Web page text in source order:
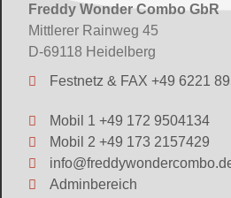
Freddy Wonder Combo GbR
Mittlerer Rainweg 45
D-69118 Heidelberg
Festnetz & FAX +49 6221
Mobil 1 +49 172 9504134
Mobil 2 +49 173 2157429
Adminbereich